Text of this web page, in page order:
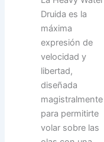
Druida es la
máxima
expresión de
velocidad y
libertad,
diseñada
magistralmente
para permitirte
volar sobre las